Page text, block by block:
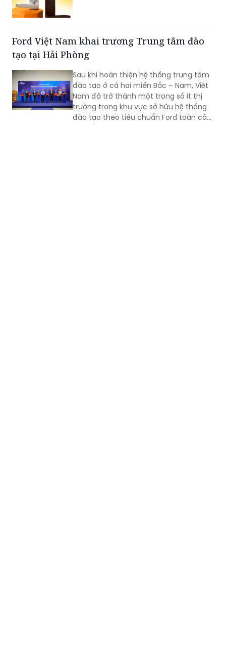
là câu chuyện tăng trưởng của một
thương hiệu “quốc dân”, mà còn phản
ánh sự bền bỉ của doanh nghiệp Việt
không ngừng nâng cao năng lực cạnh
tranh.
Ford Việt Nam khai trương Trung tâm đào
tạo tại Hải Phòng
Sau khi hoàn thiện hệ thống trung tâm
đào tạo ở cả hai miền Bắc – Nam, Việt
Nam đã trở thành một trong số ít thị
trường trong khu vực sở hữu hệ thống
đào tạo theo tiêu chuẩn Ford toàn cầu,